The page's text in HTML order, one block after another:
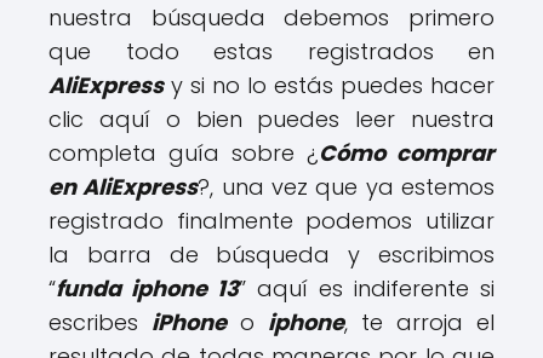
nuestra búsqueda debemos primero
que todo estas registrados en
AliExpressy si no lo estás puedes hacer
clic aquí o bien puedes leer nuestra
completa guía sobre ¿Cómo comprar
en AliExpress?, una vez que ya estemos
registrado finalmente podemos utilizar
la barra de búsqueda y escribimos
“funda iphone 13” aquí es indiferente si
escribes iPhoneo iphone, te arroja el